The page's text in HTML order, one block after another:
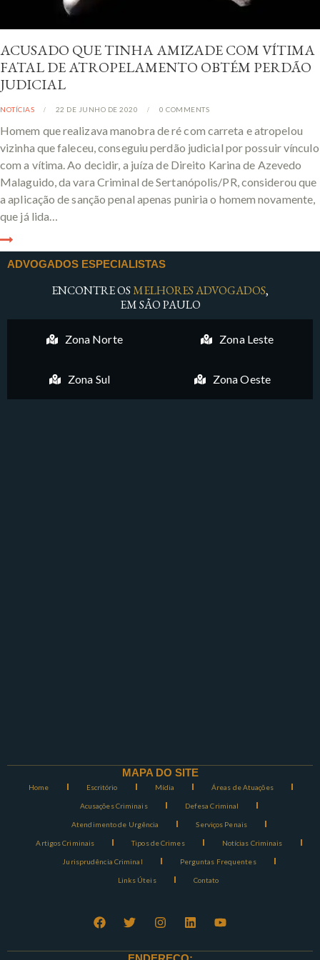
ACUSADO QUE TINHA AMIZADE COM VÍTIMA
FATAL DE ATROPELAMENTO OBTÉM PERDÃO
JUDICIAL
NOTÍCIAS 22 DE JUNHO DE 2020 0 COMMENTS
Homem que realizava manobra de ré com carreta e atropelou
vizinha que faleceu, conseguiu perdão judicial por possuir vínculo
com a vítima. Ao decidir, a juíza de Direito Karina de Azevedo
Malaguido, da vara Criminal de Sertanópolis/PR, considerou que
a aplicação de sanção penal apenas puniria o homem novamente,
que já lida…
ADVOGADOS ESPECIALISTAS
ENCONTRE OSMELHORES ADVOGADOS,
EM SÃO PAULO
Zona Norte Zona Leste
Zona Sul Zona Oeste
MAPA DO SITE
Home Escritório Mídia Áreas de Atuações
Acusações Criminais Defesa Criminal
Atendimento de Urgência Serviços Penais
Artigos Criminais Tipos de Crimes Notícias Criminais
Jurisprudência Criminal Perguntas Frequentes
Links Úteis Contato